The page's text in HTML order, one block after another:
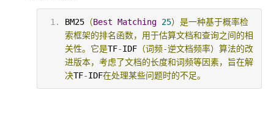
BM25 （Best Matching 25）是一种基于概率检
索框架的排名函数，用于估算文档和查询之间的相
关性。它是TF-IDF （词频-逆文档频率）算法的改
进版本，考虑了文档的长度和词频等因素，旨在解
决TF-IDF在处理某些问题时的不足。